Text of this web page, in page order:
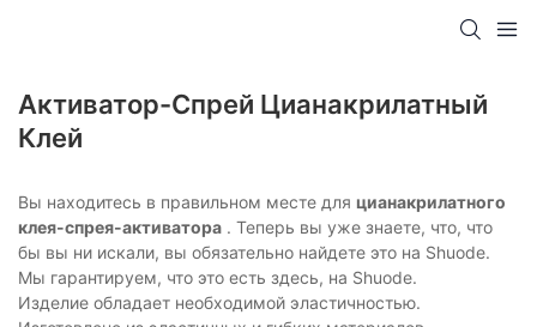
Активатор-Спрей Цианакрилатный
Клей
Вы находитесь в правильном месте для цианакрилатного
клея-спрея-активатора . Теперь вы уже знаете, что, что
бы вы ни искали, вы обязательно найдете это на Shuode.
Мы гарантируем, что это есть здесь, на Shuode.
Изделие обладает необходимой эластичностью.